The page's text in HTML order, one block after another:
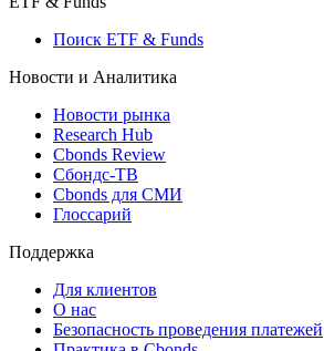
Поиск ETF & Funds
Новости и Аналитика
Новости рынка
Research Hub
Cbonds Review
Сбондс-ТВ
Cbonds для СМИ
Глоссарий
Поддержка
Для клиентов
О нас
Безопасность проведения платежей